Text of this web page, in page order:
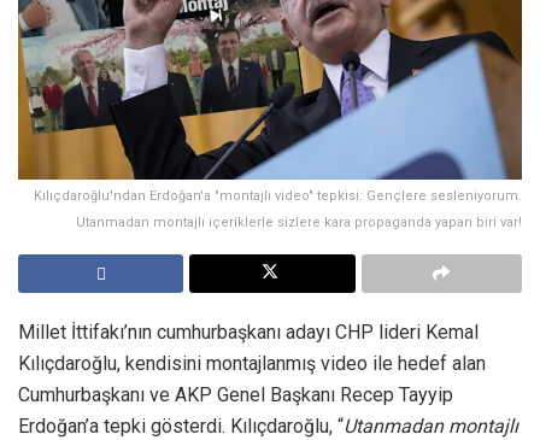
Kılıçdaroğlu'ndan Erdoğan'a "montajlı video" tepkisi: Gençlere sesleniyorum.
Utanmadan montajlı içeriklerle sizlere kara propaganda yapan biri var!
Millet İttifakı’nın cumhurbaşkanı adayı CHP lideri Kemal
Kılıçdaroğlu, kendisini montajlanmış video ile hedef alan
Cumhurbaşkanı ve AKP Genel Başkanı Recep Tayyip
Erdoğan’a tepki gösterdi. Kılıçdaroğlu, “Utanmadan montajlı